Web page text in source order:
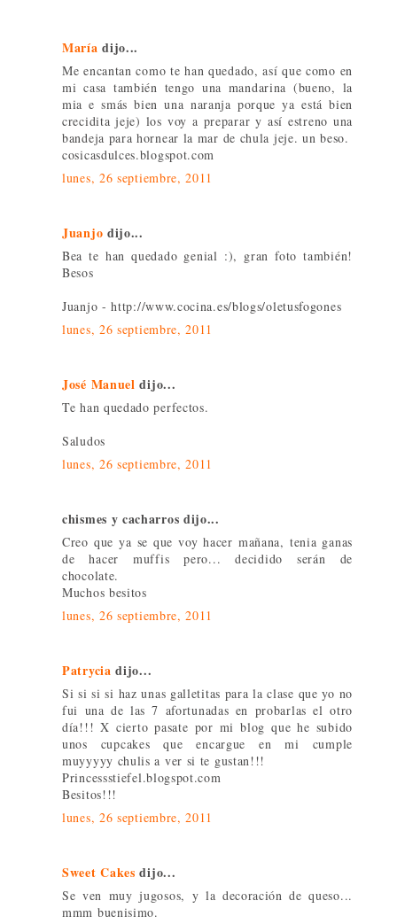
María dijo...
Me encantan como te han quedado, así que como en
mi casa también tengo una mandarina (bueno, la
mia e smás bien una naranja porque ya está bien
crecidita jeje) los voy a preparar y así estreno una
bandeja para hornear la mar de chula jeje. un beso.
cosicasdulces.blogspot.com
lunes, 26 septiembre, 2011
Juanjo dijo...
Bea te han quedado genial :), gran foto también!
Besos
Juanjo - http://www.cocina.es/blogs/oletusfogones
lunes, 26 septiembre, 2011
José Manuel dijo...
Te han quedado perfectos.
Saludos
lunes, 26 septiembre, 2011
chismes y cacharros dijo...
Creo que ya se que voy hacer mañana, tenia ganas
de hacer muffis pero... decidido serán de
chocolate.
Muchos besitos
lunes, 26 septiembre, 2011
Patrycia dijo...
Si si si si haz unas galletitas para la clase que yo no
fui una de las 7 afortunadas en probarlas el otro
día!!! X cierto pasate por mi blog que he subido
unos cupcakes que encargue en mi cumple
muyyyyy chulis a ver si te gustan!!!
Princessstiefel.blogspot.com
Besitos!!!
lunes, 26 septiembre, 2011
Sweet Cakes dijo...
Se ven muy jugosos, y la decoración de queso...
mmm buenisimo.